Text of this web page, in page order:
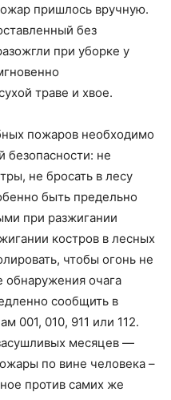
пришлось вручную.
без
при уборке у
траве и хвое.
пожаров необходимо
безопасности: не
не бросать в лесу
быть предельно
при разжигании
костров в лесных
чтобы огонь не
обнаружения очага
сообщить в
001, 010, 911 или 112.
месяцев —
по вине человека –
против самих же